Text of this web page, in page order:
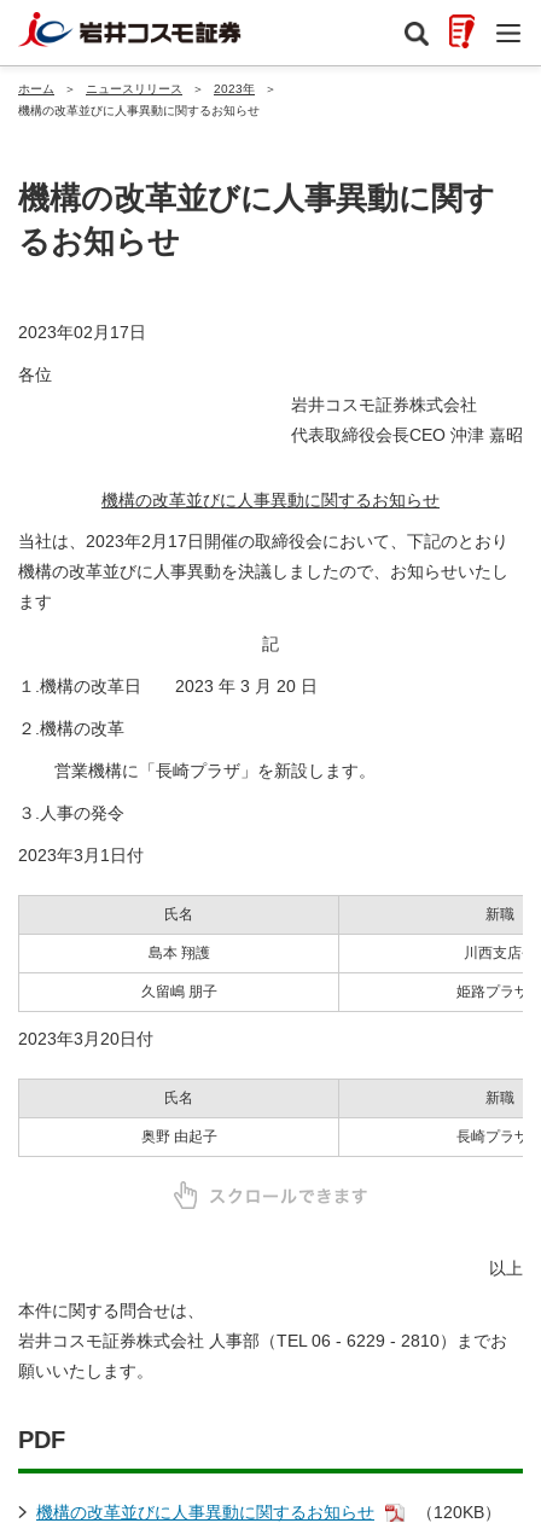
ホーム ＞ ニュースリリース ＞ 2023年
＞
機構の改革並びに人事異動に関するお知らせ
機構の改革並びに人事異動に関す
るお知らせ
2023年02月17日
各位
岩井コスモ証券株式会社
代表取締役会長CEO 沖津 嘉昭
機構の改革並びに人事異動に関するお知らせ
当社は、2023年2月17日開催の取締役会において、下記のとおり
機構の改革並びに人事異動を決議しましたので、お知らせいたし
ます
記
１.機構の改革日 2023 年 3 月 20 日
２.機構の改革
営業機構に「長崎プラザ」を新設します。
３.人事の発令
2023年3月1日付
氏名 新職
島本 翔護 川西支店長
久留嶋 朋子 姫路プラザ
2023年3月20日付
氏名 新職
奥野 由起子 長崎プラザ
以上
本件に関する問合せは、
岩井コスモ証券株式会社 人事部（TEL 06 - 6229 - 2810）までお
願いいたします。
PDF
機構の改革並びに人事異動に関するお知らせ （120KB）